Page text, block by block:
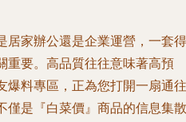
居家辦公還是企業運營，一套得
重要。高品質往往意味著高預
爆料專區，正為您打開一扇通往
僅是『白菜價』商品的信息集散